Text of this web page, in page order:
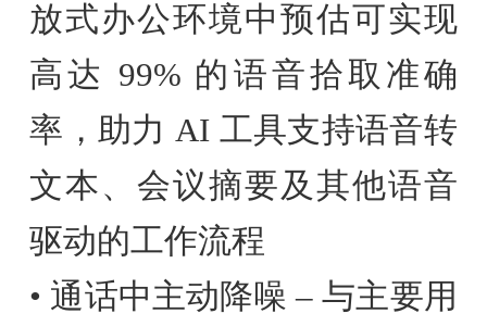
放式办公环境中预估可实现
高达 99% 的语音拾取准确
率，助力 AI 工具支持语音转
文本、会议摘要及其他语音
驱动的工作流程
• 通话中主动降噪 – 与主要用